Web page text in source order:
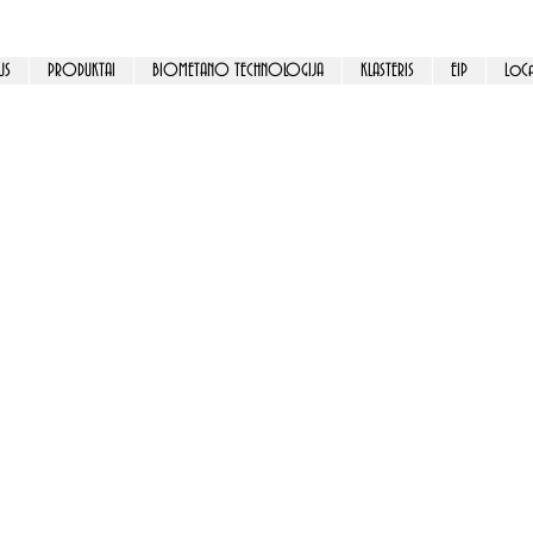
PRODUKTAI BIOMETANO TECHNOLOGIJA KLASTERIS EIP